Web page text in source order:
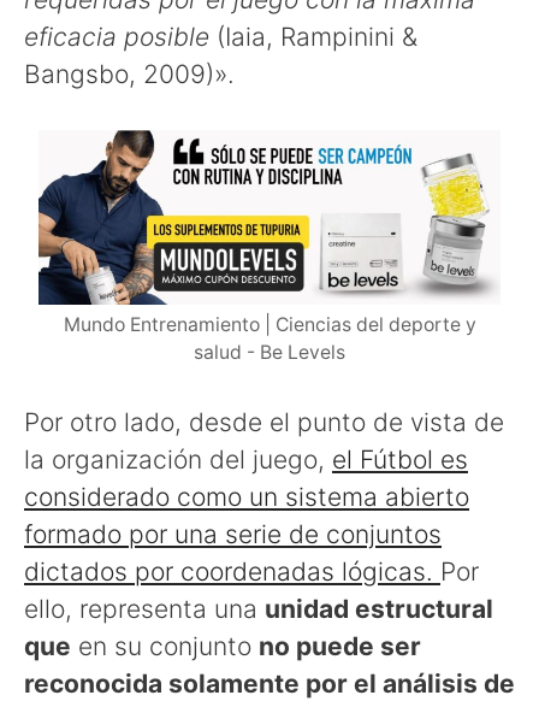
eficacia posible (Iaia, Rampinini &
Bangsbo, 2009)».
Mundo Entrenamiento | Ciencias del deporte y
salud - Be Levels
Por otro lado, desde el punto de vista de
la organización del juego, el Fútbol es
considerado como un sistema abierto
formado por una serie de conjuntos
dictados por coordenadas lógicas. Por
ello, representa una unidad estructural
que en su conjunto no puede ser
reconocida solamente por el análisis de